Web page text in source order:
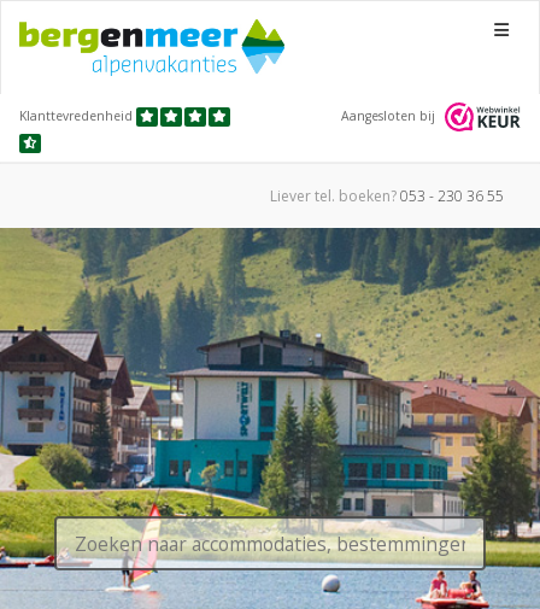
Menu
Klanttevredenheid Aangesloten bij
Liever tel. boeken?053 - 230 36 55